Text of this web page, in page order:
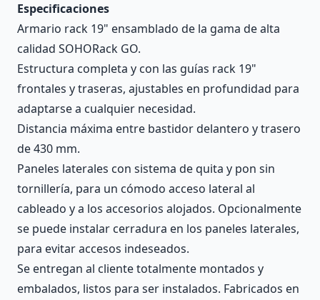
Especificaciones
Armario rack 19" ensamblado de la gama de alta
calidad SOHORack GO.
Estructura completa y con las guías rack 19"
frontales y traseras, ajustables en profundidad para
adaptarse a cualquier necesidad.
Distancia máxima entre bastidor delantero y trasero
de 430 mm.
Paneles laterales con sistema de quita y pon sin
tornillería, para un cómodo acceso lateral al
cableado y a los accesorios alojados. Opcionalmente
se puede instalar cerradura en los paneles laterales,
para evitar accesos indeseados.
Se entregan al cliente totalmente montados y
embalados, listos para ser instalados. Fabricados en